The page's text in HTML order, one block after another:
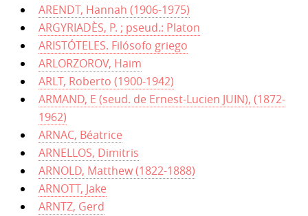
ARENDT, Hannah (1906-1975)
ARGYRIADÈS, P. ; pseud.: Platon
ARISTÓTELES. Filósofo griego
ARLORZOROV, Haim
ARLT, Roberto (1900-1942)
ARMAND, E (seud. de Ernest-Lucien JUIN), (1872-
1962)
ARNAC, Béatrice
ARNELLOS, Dimitris
ARNOLD, Matthew (1822-1888)
ARNOTT, Jake
ARNTZ, Gerd